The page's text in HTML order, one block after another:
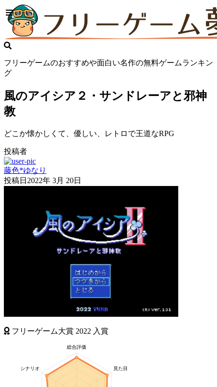
フリーゲームのおすすめや面白い名作の無料ゲームランキン
グ
風のアイシア２・サンドレーアと邪神
教
どこか懐かしくて、優しい、レトロで王道なRPG
投稿者
藤色*ゆなり
投稿日 2022年 3月 20日
フリーゲーム大賞 2022 入賞